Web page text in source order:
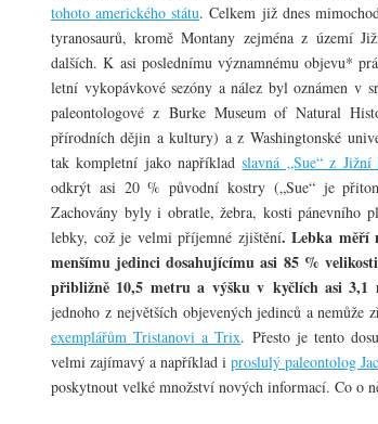
tohoto amerického státu. Celkem již dnes
tyranosaurů, kromě Montany zejména z území
dalších. K asi poslednímu významnému objevu*
letní vykopávkové sezóny a nález byl oznámen v
paleontologové z Burke Museum of Natural
přírodních dějin a kultury) a z Washingtonské
tak kompletní jako napříkladslavná „Sue“ z Jižní
odkrýt asi 20 % původní kostry („Sue“ je
Zachovány byly i obratle, žebra, kosti pánevního
lebky, což je velmi příjemné zjištění. Lebka měří
menšímu jedinci dosahujícímu asi 85 %
přibližně 10,5 metru a výšku v kyčlích asi 3,1
jednoho z největších objevených jedinců a nemůže
exemplářům Tristanovi a Trix. Přesto je tento
velmi zajímavý a například iproslulý paleontolog
poskytnout velké množství nových informací. Co o